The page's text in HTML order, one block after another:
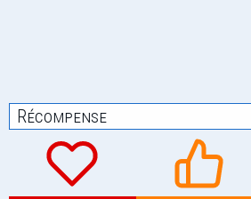
Récompense